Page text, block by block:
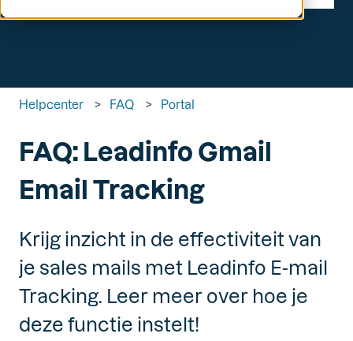
Er zijn geen suggesties want het zoekveld is leeg.
Helpcenter FAQ Portal
FAQ: Leadinfo Gmail
Email Tracking
Krijg inzicht in de effectiviteit van
je sales mails met Leadinfo E-mail
Tracking. Leer meer over hoe je
deze functie instelt!